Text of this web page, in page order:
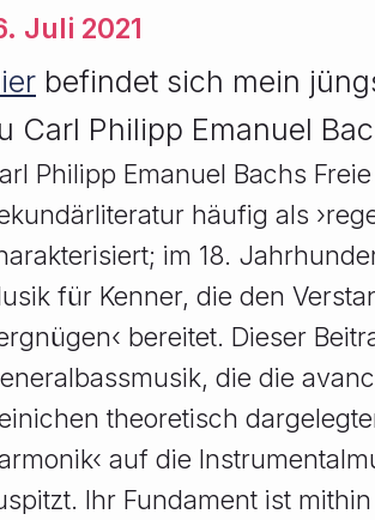
Juli 2021
befindet sich mein
Carl Philipp Emanuel
Philipp Emanuel Bachs
häufig als
im 18.
für Kenner, die den
bereitet. Dieser
die die
theoretisch
auf die
Ihr Fundament ist